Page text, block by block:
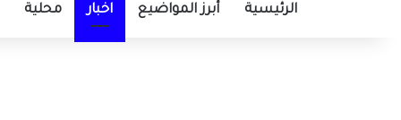
الرئيسية أبرز المواضيع اخبار محلية